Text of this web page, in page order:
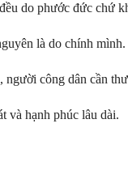
do phước đức chứ
là do chính mình.
công dân cần
và hạnh phúc lâu dài.